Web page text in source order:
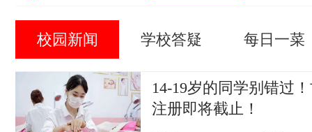
校园新闻 学校答疑 每日一菜
14-19岁的同学别错过
注册即将截止！